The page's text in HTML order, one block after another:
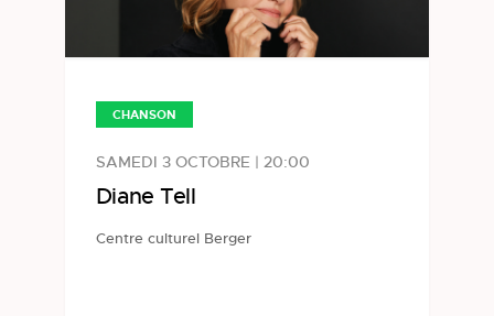
CHANSON
SAMEDI 3 OCTOBRE | 20:00
Diane Tell
Centre culturel Berger